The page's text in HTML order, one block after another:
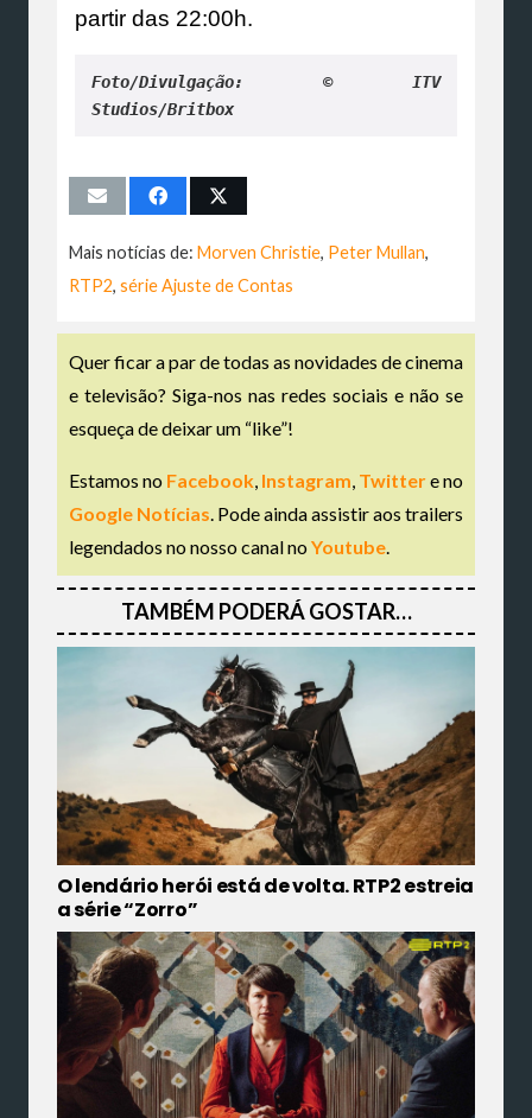
partir das 22:00h.
Foto/Divulgação: © ITV
Studios/Britbox
Mais notícias de: Morven Christie, Peter Mullan,
RTP2, série Ajuste de Contas
Quer ficar a par de todas as novidades de cinema
e televisão? Siga-nos nas redes sociais e não se
esqueça de deixar um “like”!
Estamos no Facebook Instagram Twittere no
Google Notícias . Pode ainda assistir aos trailers
legendados no nosso canal noYoutube
TAMBÉM PODERÁ GOSTAR…
O lendário herói está de volta. RTP2 estreia
a série “Zorro”